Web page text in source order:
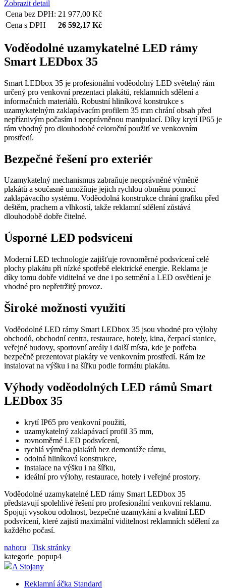
Zobrazit detail
Cena bez DPH: 21 977,00 Kč
Cena s DPH
26 592,17 Kč
Voděodolné uzamykatelné LED rámy
Smart LEDbox 35
Smart LEDbox 35 je profesionální voděodolný LED světelný rám
určený pro venkovní prezentaci plakátů, reklamních sdělení a
informačních materiálů. Robustní hliníková konstrukce s
uzamykatelným zaklapávacím profilem 35 mm chrání obsah před
nepříznivým počasím i neoprávněnou manipulací. Díky krytí IP65 je
rám vhodný pro dlouhodobé celoroční použití ve venkovním
prostředí.
Bezpečné řešení pro exteriér
Uzamykatelný mechanismus zabraňuje neoprávněné výměně
plakátů a současně umožňuje jejich rychlou obměnu pomocí
zaklapávacího systému. Voděodolná konstrukce chrání grafiku před
deštěm, prachem a vlhkostí, takže reklamní sdělení zůstává
dlouhodobě dobře čitelné.
Úsporné LED podsvícení
Moderní LED technologie zajišťuje rovnoměrné podsvícení celé
plochy plakátu při nízké spotřebě elektrické energie. Reklama je
díky tomu dobře viditelná ve dne i po setmění a LED osvětlení je
vhodné pro nepřetržitý provoz.
Široké možnosti využití
Voděodolné LED rámy Smart LEDbox 35 jsou vhodné pro výlohy
obchodů, obchodní centra, restaurace, hotely, kina, čerpací stanice,
veřejné budovy, sportovní areály i další místa, kde je potřeba
bezpečně prezentovat plakáty ve venkovním prostředí. Rám lze
instalovat na výšku i na šířku podle formátu plakátu.
Výhody voděodolných LED rámů Smart
LEDbox 35
krytí IP65 pro venkovní použití,
uzamykatelný zaklapávací profil 35 mm,
rovnoměrné LED podsvícení,
rychlá výměna plakátů bez demontáže rámu,
odolná hliníková konstrukce,
instalace na výšku i na šířku,
ideální pro výlohy, restaurace, hotely i veřejné prostory.
Voděodolné uzamykatelné LED rámy Smart LEDbox 35
představují spolehlivé řešení pro profesionální venkovní reklamu.
Spojují vysokou odolnost, bezpečné uzamykání a kvalitní LED
podsvícení, které zajistí maximální viditelnost reklamních sdělení za
každého počasí.
nahoru | Tisk stránky
kategorie_popup4
A Stojany
Reklamní áčka Standard